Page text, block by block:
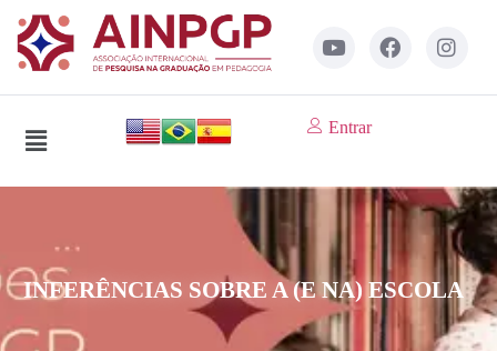
Entrar
INFERÊNCIAS SOBRE A (E NA) ESCOLA